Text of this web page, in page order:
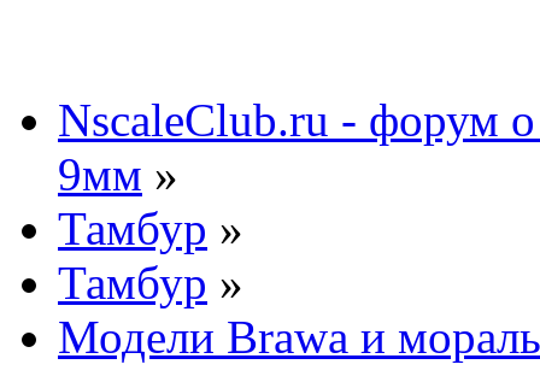
NscaleClub.ru - форум
9мм »
Тамбур »
Тамбур »
Модели Brawa и